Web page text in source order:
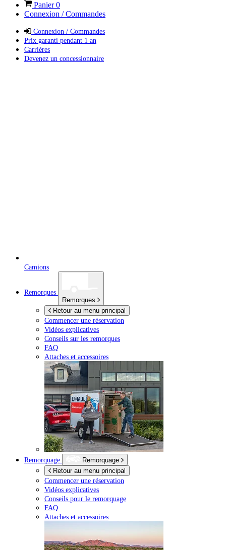
Panier0
Connexion / Commandes
Connexion / Commandes
Prix garanti pendant 1 an
Carrières
Devenez un concessionnaire
Camions
Remorques
Remorques
Retour au menu principal
Commencer une réservation
Vidéos explicatives
Conseils sur les remorques
FAQ
Attaches et accessoires
Remorquage
Remorquage
Retour au menu principal
Commencer une réservation
Vidéos explicatives
Conseils pour le remorquage
FAQ
Attaches et accessoires